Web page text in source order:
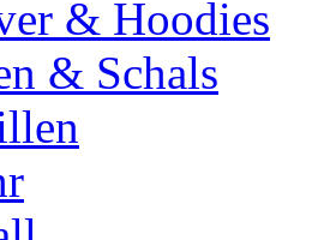
& Hoodies
& Schals